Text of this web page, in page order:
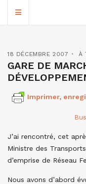
18 DÉCEMBRE 2007 À
GARE DE
Imprimer,
J’ai rencontré, cet
Ministre des
d’emprise de Réseau
Nous avons d’abord